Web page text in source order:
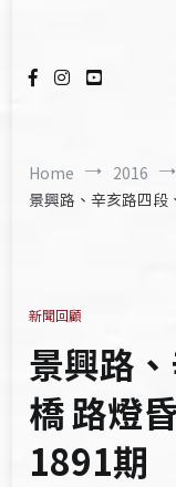
Home 2016
景興路、辛亥路四段
新聞回顧
景興路
橋 路燈
1891期